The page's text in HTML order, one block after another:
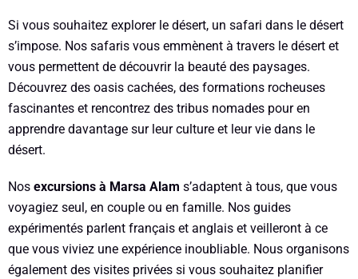
Si vous souhaitez explorer le désert, un safari dans le désert
s’impose. Nos safaris vous emmènent à travers le désert et
vous permettent de découvrir la beauté des paysages.
Découvrez des oasis cachées, des formations rocheuses
fascinantes et rencontrez des tribus nomades pour en
apprendre davantage sur leur culture et leur vie dans le
désert.
Nos excursions à Marsa Alam s’adaptent à tous, que vous
voyagiez seul, en couple ou en famille. Nos guides
expérimentés parlent français et anglais et veilleront à ce
que vous viviez une expérience inoubliable. Nous organisons
également des visites privées si vous souhaitez planifier